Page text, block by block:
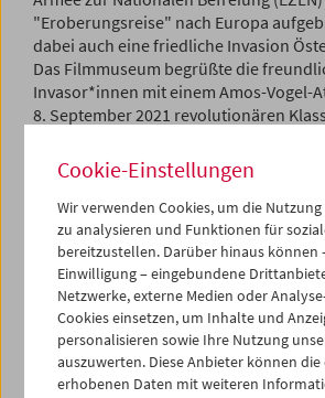
"Eroberungsreise" nach Europa
dabei auch eine friedliche Invasion
Das Filmmuseum begrüßte die
Invasor*innen mit einem Amos-Vogel-
8. September 2021 revolutionären
Leider konnten wir die fried­lichen
Leinwand begrüßen, und nicht wie
doch wir haben von den Zapatistas
"An das Österreich von unten und
englisch).
Amos-Vogel-Atlas 5: Viva Zapatista!
Cookie-Einstellungen
Wir verwenden Cookies, um die
zu analysieren und Funktionen für
bereitzustellen. Darüber hinaus können
Einwilligung – eingebundene
Netzwerke, externe Medien oder
Cookies einsetzen, um Inhalte und
personalisieren sowie Ihre Nutzung
auszuwerten. Diese Anbieter können die
erhobenen Daten mit weiteren